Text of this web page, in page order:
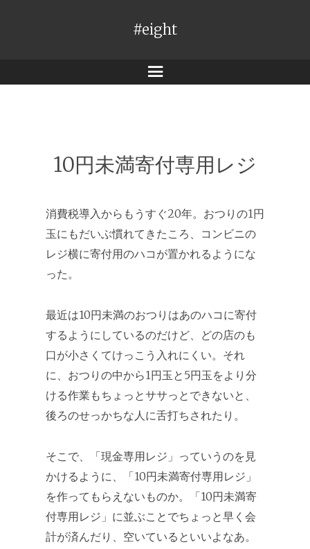
#eight
メ
10円未満寄付専用レジ
消費税導入からもうすぐ20年。おつりの1円
玉にもだいぶ慣れてきたころ、コンビニの
レジ横に寄付用のハコが置かれるようにな
った。
最近は10円未満のおつりはあのハコに寄付
するようにしているのだけど、どの店のも
口が小さくてけっこう入れにくい。それ
に、おつりの中から1円玉と5円玉をより分
ける作業もちょっとササっとできないと、
後ろのせっかちな人に舌打ちされたり。
そこで、「現金専用レジ」っていうのを見
かけるように、「10円未満寄付専用レジ」
を作ってもらえないものか。「10円未満寄
付専用レジ」に並ぶことでちょっと早く会
計が済んだり、空いているといいよなあ。